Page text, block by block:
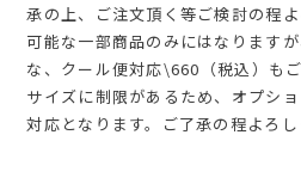
承の上、ご注文頂く等ご検討の程
可能な一部商品のみにはなります
な、クール便対応\660（税込）も
サイズに制限があるため、オプシ
対応となります。ご了承の程よろし